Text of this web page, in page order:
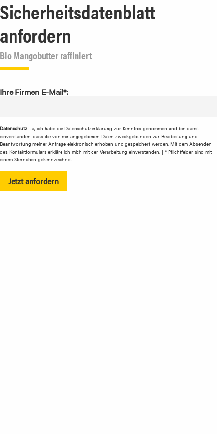
Sicherheitsdatenblatt
anfordern
Bio Mangobutter raffiniert
Ihre Firmen E-Mail*:
Datenschutz: Ja, ich habe die Datenschutzerklärung zur Kenntnis genommen und bin damit
einverstanden, dass die von mir angegebenen Daten zweckgebunden zur Bearbeitung und
Beantwortung meiner Anfrage elektronisch erhoben und gespeichert werden. Mit dem Absenden
des Kontaktformulars erkläre ich mich mit der Verarbeitung einverstanden. | * Pflichtfelder sind mit
einem Sternchen gekennzeichnet.
Jetzt anfordern